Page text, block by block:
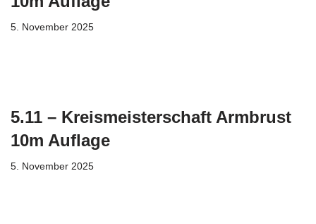
5. November 2025
5.11 – Kreismeisterschaft Armbrust
10m Auflage
5. November 2025